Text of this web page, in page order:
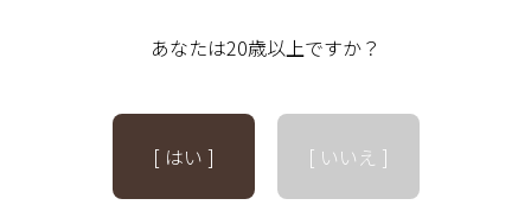
あなたは20歳以上ですか？
[ はい ] [ いいえ ]